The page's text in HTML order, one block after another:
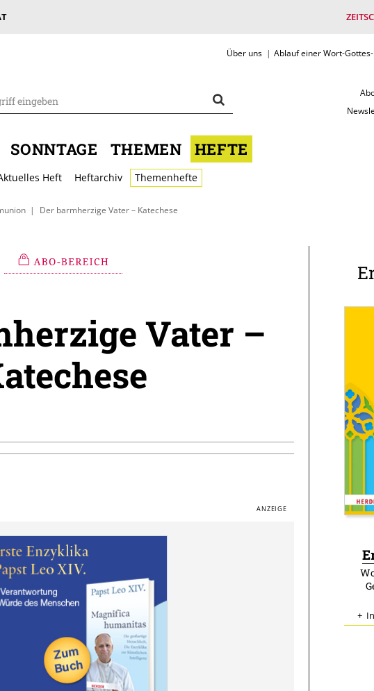
Über uns Ablauf einer Wort-
SONNTAGE THEMEN HEFTE
Heft Heftarchiv Themenhefte
Der barmherzige Vater – Katechese
Vater –